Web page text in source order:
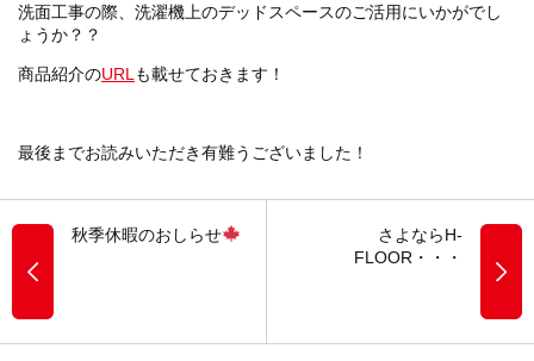
洗面工事の際、洗濯機上のデッドスペースのご活用にいかがでし
ょうか？？
商品紹介のURL も載せておきます！
最後までお読みいただき有難うございました！
秋季休暇のおしらせ
さよならH-
FLOOR・・・